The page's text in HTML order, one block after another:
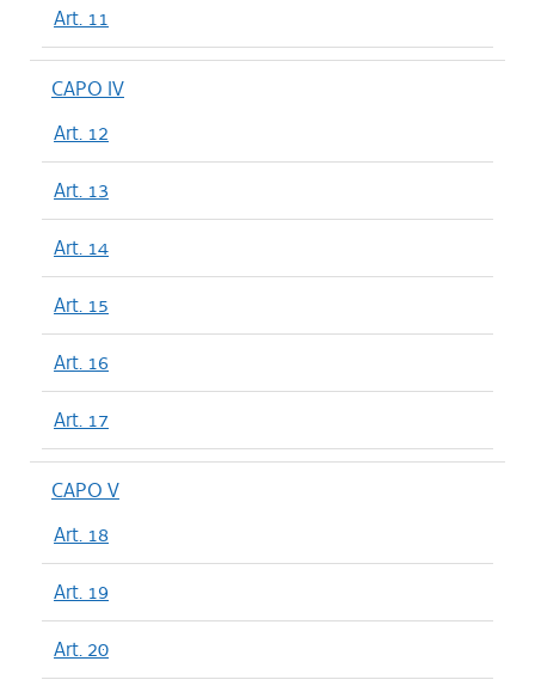
Art. 11
CAPO IV
Art. 12
Art. 13
Art. 14
Art. 15
Art. 16
Art. 17
CAPO V
Art. 18
Art. 19
Art. 20